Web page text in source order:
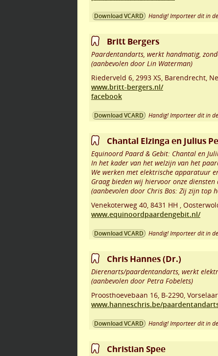
Download VCARD Handig! Importeer dit in
Britt Bergers
Paardentandarts, werkt handmatig,
(aanbevolen door Lin Waterman)
Riederveld 6 2993 XS Barendrecht
www.britt-bergers.nl/
facebook
Download VCARD Handig! Importeer dit in
Chantal Elzinga en Julius
Equinoord Paard & Gebit: Chantal en
In het kader van het welzijn van het
We werken met elektrische apparatuur
Graag bieden wij hiervoor onze diensten
(aanbevolen door Chris Bos: Zij zijn top
Venekoterweg 40 8431 HH
www.equinoordpaardengebit.nl/
Download VCARD Handig! Importeer dit in
Chris Hannes (Dr.)
Dierenarts/paardentandarts, werkt
(aanbevolen door Petra Fobelets)
Proosthoevebaan 16 B-2290 Vorselaar
www.hanneschris.be/
Download VCARD Handig! Importeer dit in
Christian Spee